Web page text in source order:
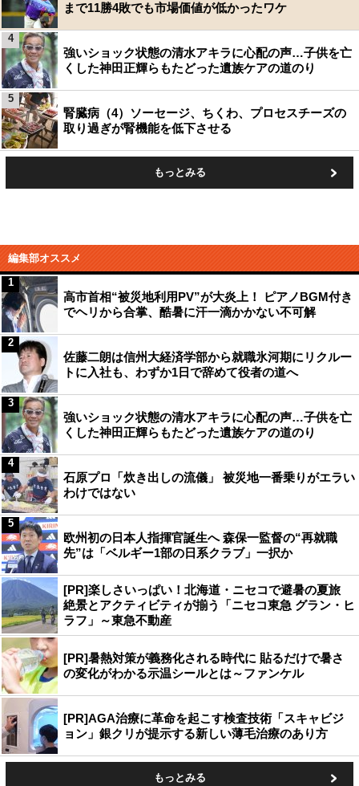
まで11勝4敗でも市場価値が低かったワケ
強いショック状態の清水アキラに心配の声…子供を亡
くした神田正輝らもたどった遺族ケアの道のり
4
腎臓病（4）ソーセージ、ちくわ、プロセスチーズの
取り過ぎが腎機能を低下させる
5
もっとみる
編集部オススメ
高市首相“被災地利用PV”が大炎上！ ピアノBGM付き
でヘリから合掌、酷暑に汗一滴かかない不可解
1
佐藤二朗は信州大経済学部から就職氷河期にリクルー
トに入社も、わずか1日で辞めて役者の道へ
2
強いショック状態の清水アキラに心配の声…子供を亡
くした神田正輝らもたどった遺族ケアの道のり
3
石原プロ「炊き出しの流儀」 被災地一番乗りがエラい
わけではない
4
欧州初の日本人指揮官誕生へ 森保一監督の“再就職
先”は「ベルギー1部の日系クラブ」一択か
5
[PR]楽しさいっぱい！北海道・ニセコで避暑の夏旅
絶景とアクティビティが揃う「ニセコ東急 グラン・ヒ
ラフ」～東急不動産
[PR]暑熱対策が義務化される時代に 貼るだけで暑さ
の変化がわかる示温シールとは～ファンケル
[PR]AGA治療に革命を起こす検査技術「スキャビジ
ョン」銀クリが提示する新しい薄毛治療のあり方
もっとみる